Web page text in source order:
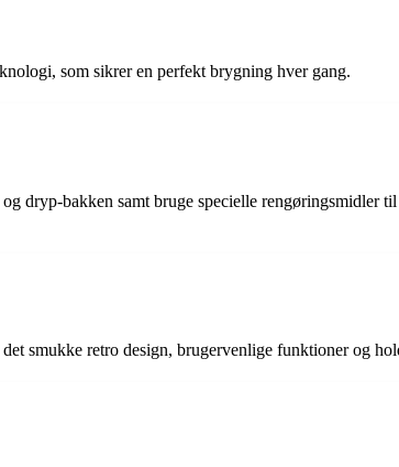
som sikrer en perfekt brygning hver gang.
dryp-bakken samt bruge specielle rengøringsmidler
smukke retro design, brugervenlige funktioner og